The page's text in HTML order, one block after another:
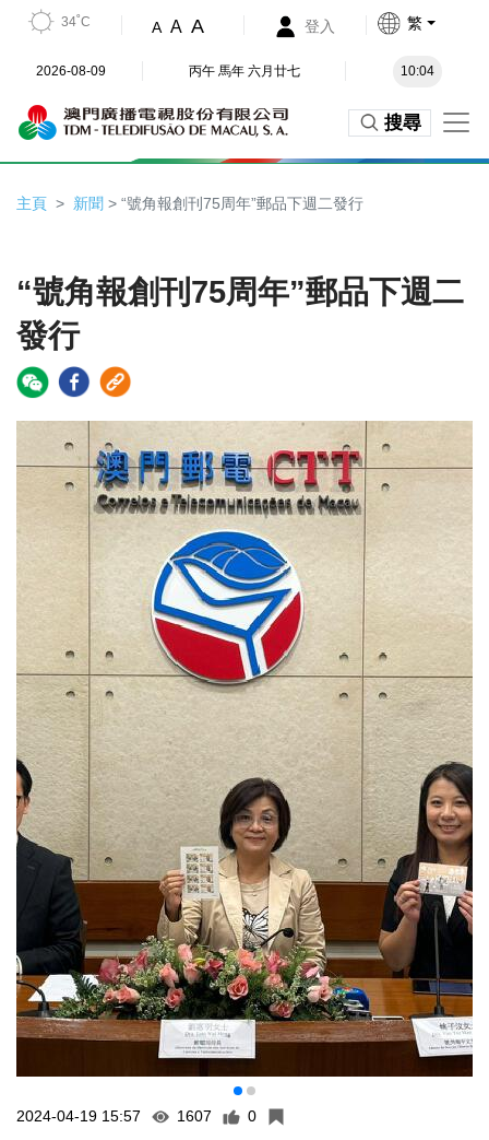
34˚C A A A 登入 繁
2026-08-09 丙午 馬年 六月廿七 10:04
搜尋
主頁 新聞 > “號角報創刊75周年”郵品下週二發行
“號角報創刊75周年”郵品下週二
發行
2024-04-19 15:57 1607 0